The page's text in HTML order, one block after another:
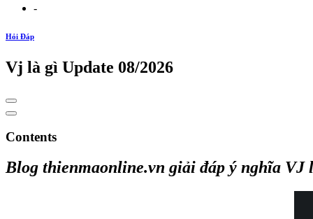
-
Hỏi Đáp
Vj là gì Update 08/2026
Contents
Blog thienmaonline.vn giải đáp ý nghĩa VJ